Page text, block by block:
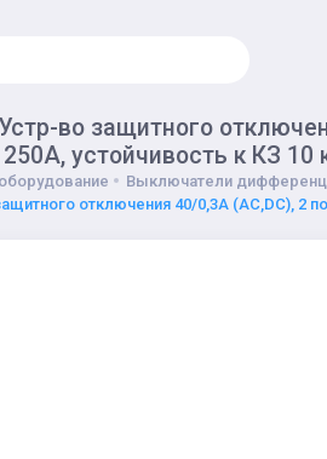
во защитного
устойчивость к КЗ 10
Выключатели
отключения 40/0,3А (AC,DC), 2